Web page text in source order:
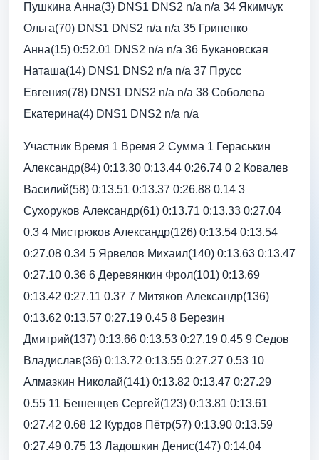
Пушкина Анна(3) DNS1 DNS2 n/a n/a 34 Якимчук
Ольга(70) DNS1 DNS2 n/a n/a 35 Гриненко
Анна(15) 0:52.01 DNS2 n/a n/a 36 Букановская
Наташа(14) DNS1 DNS2 n/a n/a 37 Прусс
Евгения(78) DNS1 DNS2 n/a n/a 38 Соболева
Екатерина(4) DNS1 DNS2 n/a n/a
Участник Время 1 Время 2 Сумма 1 Гераськин
Александр(84) 0:13.30 0:13.44 0:26.74 0 2 Ковалев
Василий(58) 0:13.51 0:13.37 0:26.88 0.14 3
Сухоруков Александр(61) 0:13.71 0:13.33 0:27.04
0.3 4 Мистрюков Александр(126) 0:13.54 0:13.54
0:27.08 0.34 5 Ярвелов Михаил(140) 0:13.63 0:13.47
0:27.10 0.36 6 Деревянкин Фрол(101) 0:13.69
0:13.42 0:27.11 0.37 7 Митяков Александр(136)
0:13.62 0:13.57 0:27.19 0.45 8 Березин
Дмитрий(137) 0:13.66 0:13.53 0:27.19 0.45 9 Седов
Владислав(36) 0:13.72 0:13.55 0:27.27 0.53 10
Алмазкин Николай(141) 0:13.82 0:13.47 0:27.29
0.55 11 Бешенцев Сергей(123) 0:13.81 0:13.61
0:27.42 0.68 12 Курдов Пётр(57) 0:13.90 0:13.59
0:27.49 0.75 13 Ладошкин Денис(147) 0:14.04